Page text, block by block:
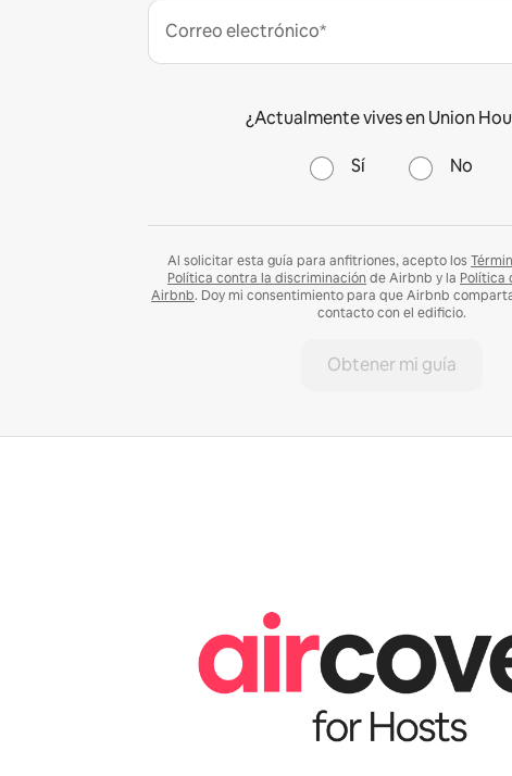
Correo electrónico*
¿Actualmente vives en Union
Sí No
Al solicitar esta guía para anfitriones, acepto los
Política contra la discriminación de Airbnb y la Política
Airbnb. Doy mi consentimiento para que Airbnb
contacto con el edificio.
Obtener mi guía